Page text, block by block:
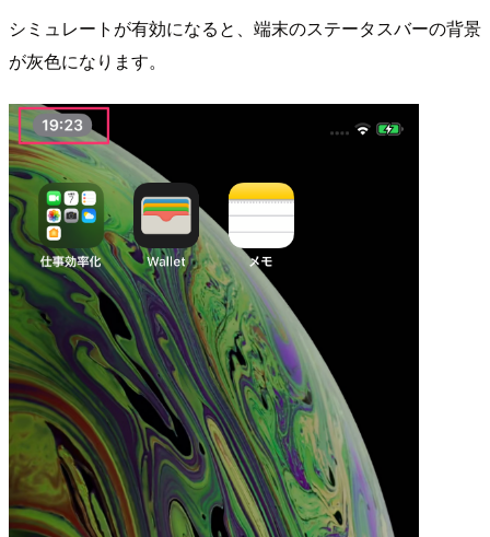
シミュレートが有効になると、端末のステータスバーの背景
が灰色になります。